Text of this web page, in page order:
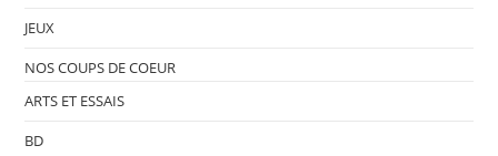
JEUX
NOS COUPS DE COEUR
ARTS ET ESSAIS
BD